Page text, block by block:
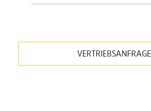
VERTRIEBSANFRAGE